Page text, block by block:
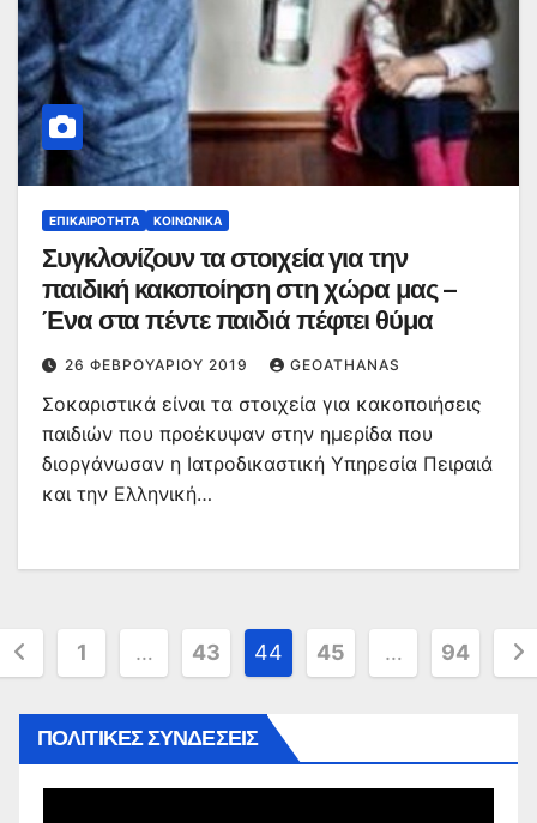
ΕΠΙΚΑΙΡΌΤΗΤΑ ΚΟΙΝΩΝΙΚΆ
Συγκλονίζουν τα στοιχεία για την
παιδική κακοποίηση στη χώρα μας –
Ένα στα πέντε παιδιά πέφτει θύμα
26 ΦΕΒΡΟΥΑΡΊΟΥ 2019 GEOATHANAS
Σοκαριστικά είναι τα στοιχεία για κακοποιήσεις
παιδιών που προέκυψαν στην ημερίδα που
διοργάνωσαν η Ιατροδικαστική Υπηρεσία Πειραιά
και την Ελληνική…
1 … 43 44 45 … 94
ΠΟΛΙΤΙΚΕΣ ΣΥΝΔΕΣΕΙΣ